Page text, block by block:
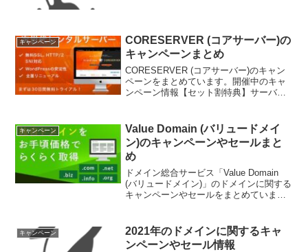
に1年分無料とな...
キャンペーン
CORESERVER (コアサーバー)の
キャンペーンまとめ
CORESERVER (コアサーバー)のキャン
ペーンをまとめています。開催中のキャ
ンペーン情報【セット割特典】サーバー
ット割特典を開催中です。ドメイン購入
後に表示...
キャンペーン
Value Domain (バリュードメイ
ン)のキャンペーンやセールまと
め
ドメイン総合サービス「Value Domain
(バリュードメイン)」のドメインに関する
キャンペーンやセールをまとめていま
用したい方はぜひチェックしておきまし
ょう。開催...
キャンペーン
2021年のドメインに関するキャ
ンペーンやセール情報